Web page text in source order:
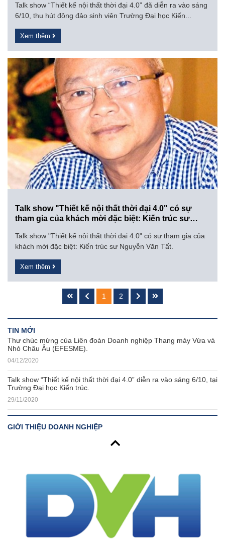
Talk show “Thiết kế nội thất thời đại 4.0” đã diễn ra vào sáng
6/10, thu hút đông đảo sinh viên Trường Đại học Kiến...
Xem thêm
Talk show "Thiết kế nội thất thời đại 4.0" có sự
tham gia của khách mời đặc biệt: Kiến trúc sư
Talk show "Thiết kế nội thất thời đại 4.0" có sự tham gia của
khách mời đặc biệt: Kiến trúc sư Nguyễn Văn Tất.
Xem thêm
1 2
TIN MỚI
Thư chúc mừng của Liên đoàn Doanh nghiệp Thang máy Vừa và
Nhỏ Châu Âu (EFESME).
04/12/2020
Talk show “Thiết kế nội thất thời đại 4.0” diễn ra vào sáng 6/10, tại
Trường Đại học Kiến trúc.
29/11/2020
GIỚI THIỆU DOANH NGHIỆP